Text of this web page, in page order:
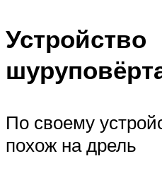
Устройство
По своему
похож на дрель